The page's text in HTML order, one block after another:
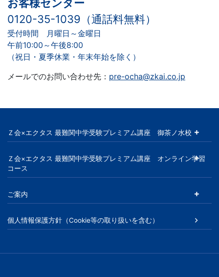
お客様センター
0120-35-1039（通話料無料）
受付時間 月曜日～金曜日
午前10:00～午後8:00
（祝日・夏季休業・年末年始を除く）
メールでのお問い合わせ先： pre-ocha@zkai.co.jp
Ｚ会×エクタス 最難関中学受験プレミアム講座 御茶ノ水校
Ｚ会×エクタス 最難関中学受験プレミアム講座 オンライン学習
コース
ご案内
個人情報保護方針（Cookie等の取り扱いを含む）